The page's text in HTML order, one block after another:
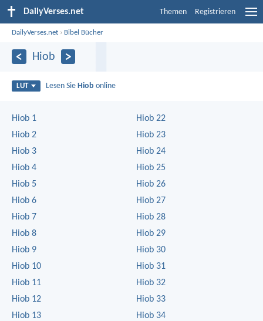
DailyVerses.net Themen Registrieren
DailyVerses.net › Bibel Bücher
Hiob
LUT Lesen Sie Hiob online
Hiob 1
Hiob 2
Hiob 3
Hiob 4
Hiob 5
Hiob 6
Hiob 7
Hiob 8
Hiob 9
Hiob 10
Hiob 11
Hiob 12
Hiob 13
Hiob 22
Hiob 23
Hiob 24
Hiob 25
Hiob 26
Hiob 27
Hiob 28
Hiob 29
Hiob 30
Hiob 31
Hiob 32
Hiob 33
Hiob 34